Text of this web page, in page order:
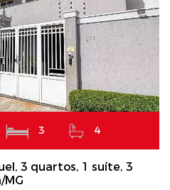
3 4
3 quartos, 1 suíte, 3
MG